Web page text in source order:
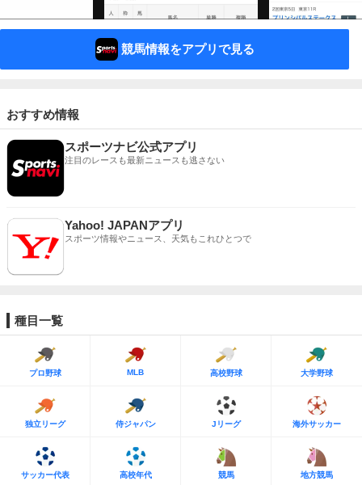
競馬情報をアプリで見る
おすすめ情報
スポーツナビ公式アプリ
注目のレースも最新ニュースも逃さない
Yahoo! JAPANアプリ
スポーツ情報やニュース、天気もこれひとつで
種目一覧
プロ野球 MLB 高校野球 大学野球
独立リーグ 侍ジャパン Jリーグ 海外サッカー
サッカー代表 高校年代 競馬 地方競馬